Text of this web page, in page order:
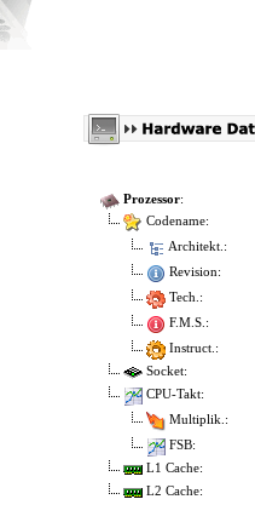
Prozessor:
Codename:
Architekt.:
Revision:
Tech.:
F.M.S.:
Instruct.:
Socket:
CPU-Takt:
Multiplik.:
FSB:
L1 Cache:
L2 Cache: